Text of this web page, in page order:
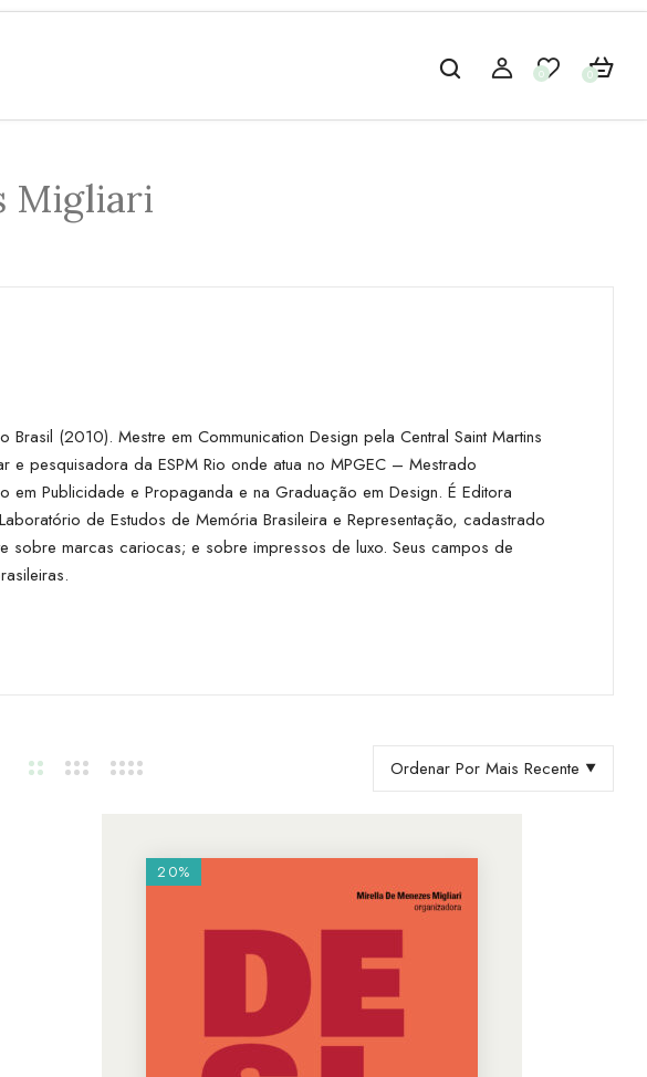
0 0
Migliari
(2010). Mestre em Communication Design pela Central Saint Martins
e pesquisadora da ESPM Rio onde atua no MPGEC – Mestrado
Publicidade e Propaganda e na Graduação em Design. É Editora
de Estudos de Memória Brasileira e Representação, cadastrado
sobre marcas cariocas; e sobre impressos de luxo. Seus campos de
Ordenar Por Mais Recente
20%